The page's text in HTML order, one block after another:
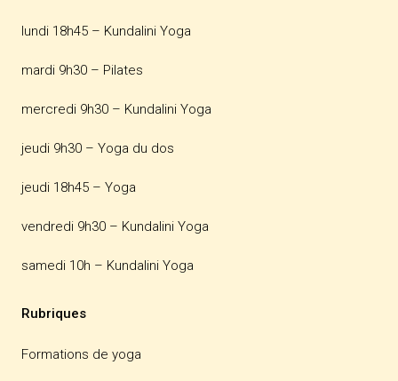
lundi 18h45 – Kundalini Yoga
mardi 9h30 – Pilates
mercredi 9h30 – Kundalini Yoga
jeudi 9h30 – Yoga du dos
jeudi 18h45 – Yoga
vendredi 9h30 – Kundalini Yoga
samedi 10h – Kundalini Yoga
Rubriques
Formations de yoga